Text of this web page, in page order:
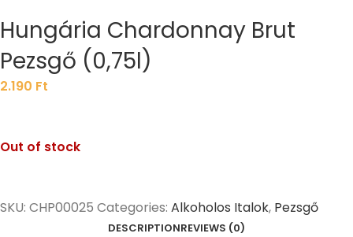
Hungária Chardonnay Brut
Pezsgő (0,75l)
2.190 Ft
Out of stock
SKU: CHP00025 Categories: Alkoholos Italok, Pezsgő
DESCRIPTIONREVIEWS (0)